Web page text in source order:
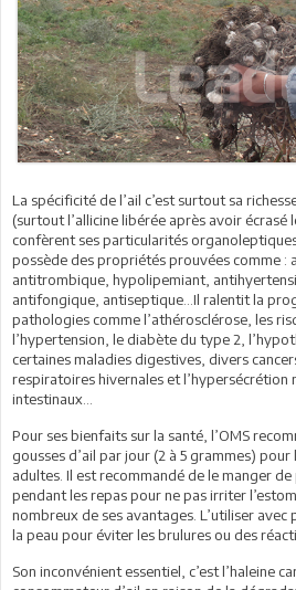
La spécificité de l’ail c’est surtout sa
(surtout l’allicine libérée après avoir écrasé
confèrent ses particularités
possède des propriétés prouvées comme :
antitrombique, hypolipemiant,
antifongique, antiseptique…Il ralentit la
pathologies comme l’athérosclérose, les
l’hypertension, le diabète du type 2,
certaines maladies digestives, divers
respiratoires hivernales et l’hypersécrétion
intestinaux…
Pour ses bienfaits sur la santé, l’OMS
gousses d’ail par jour (2 à 5 grammes)
adultes. Il est recommandé de le manger
pendant les repas pour ne pas irriter
nombreux de ses avantages. L’utiliser
la peau pour éviter les brulures ou des
Son inconvénient essentiel, c’est l’haleine